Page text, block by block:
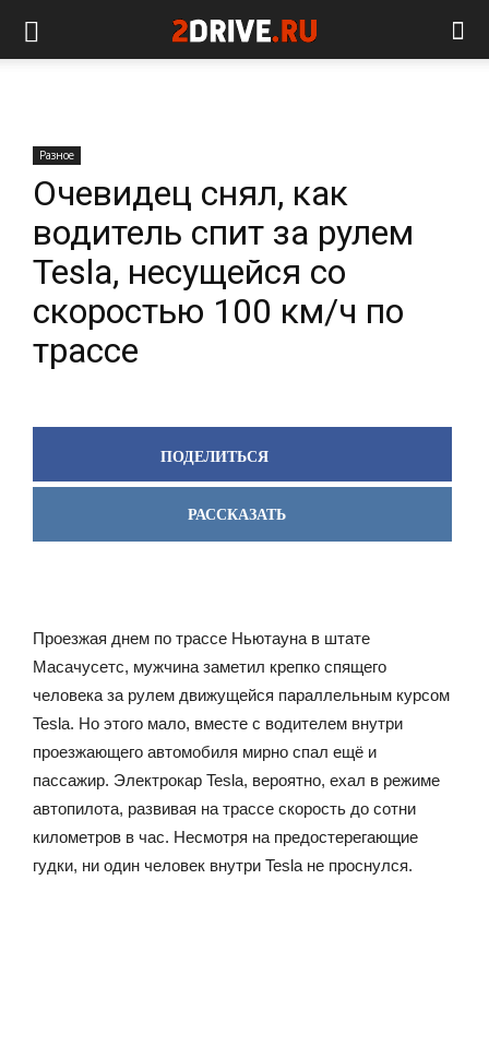
Разное
Очевидец снял, как
водитель спит за рулем
Tesla, несущейся со
скоростью 100 км/ч по
трассе
ПОДЕЛИТЬСЯ
РАССКАЗАТЬ
Проезжая днем по трассе Ньютауна в штате
Масачусетс, мужчина заметил крепко спящего
человека за рулем движущейся параллельным курсом
Tesla. Но этого мало, вместе с водителем внутри
проезжающего автомобиля мирно спал ещё и
пассажир. Электрокар Tesla, вероятно, ехал в режиме
автопилота, развивая на трассе скорость до сотни
километров в час. Несмотря на предостерегающие
гудки, ни один человек внутри Tesla не проснулся.